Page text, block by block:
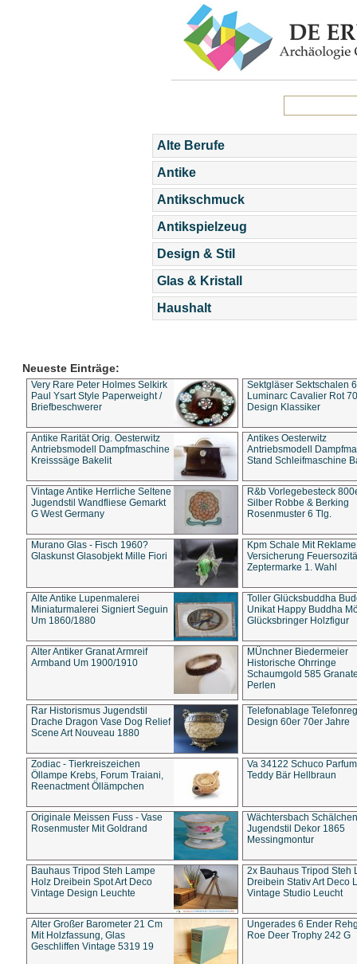
Alte Berufe
Antike
Antikschmuck
Antikspielzeug
Design & Stil
Glas & Kristall
Haushalt
Neueste Einträge:
Very Rare Peter Holmes Selkirk
Paul Ysart Style Paperweight /
Briefbeschwerer
Sektgläser Sektschalen
Luminarc Cavalier Rot
Design Klassiker
Antike Rarität Orig. Oesterwitz
Antriebsmodell Dampfmaschine
Kreisssäge Bakelit
Antikes Oesterwitz
Antriebsmodell
Stand Schleifmaschine
Vintage Antike Herrliche Seltene
Jugendstil Wandfliese Gemarkt
G West Germany
R&b Vorlegebesteck
Silber Robbe & Berking
Rosenmuster 6 Tlg.
Murano Glas - Fisch 1960?
Glaskunst Glasobjekt Mille Fiori
Kpm Schale Mit Reklame
Versicherung
Zeptermarke 1. Wahl
Alte Antike Lupenmalerei
Miniaturmalerei Signiert Seguin
Um 1860/1880
Toller Glücksbuddha
Unikat Happy Buddha
Glücksbringer Holzfigur
Alter Antiker Granat Armreif
Armband Um 1900/1910
MÜnchner Biedermeier
Historische Ohrringe
Schaumgold 585
Perlen
Rar Historismus Jugendstil
Drache Dragon Vase Dog Relief
Scene Art Nouveau 1880
Telefonablage
Design 60er 70er Jahre
Zodiac - Tierkreiszeichen
Öllampe Krebs, Forum Traiani,
Reenactment Öllämpchen
Va 34122 Schuco
Teddy Bär Hellbraun
Originale Meissen Fuss - Vase
Rosenmuster Mit Goldrand
Wächtersbach Schälchen
Jugendstil Dekor 1865
Messingmontur
Bauhaus Tripod Steh Lampe
Holz Dreibein Spot Art Deco
Vintage Design Leuchte
2x Bauhaus Tripod Steh
Dreibein Stativ Art Deco
Vintage Studio Leucht
Alter Großer Barometer 21 Cm
Mit Holzfassung, Glas
Geschliffen Vintage 5319 19
Ungerades 6 Ender
Roe Deer Trophy 242 G